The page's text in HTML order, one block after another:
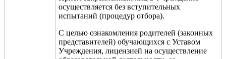
осуществляется без вступительных
испытаний (процедур отбора).
С целью ознакомления родителей (законных
представителей) обучающихся с Уставом
Учреждения, лицензией на осуществление